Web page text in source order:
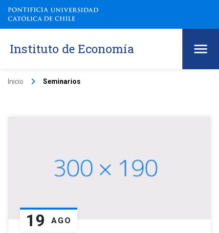
Instituto de Economía
Inicio keyboard_arrow_right Seminarios
19 AGO